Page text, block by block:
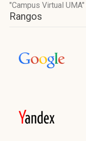
"Campus Virtual UMA"
Rangos